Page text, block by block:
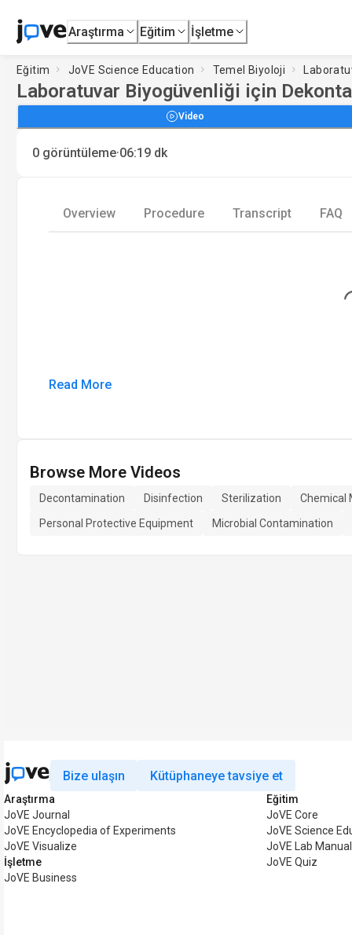
Araştırma Eğitim İşletme
Eğitim JoVE Science Education Temel Biyoloji
Laboratuvar Biyogüvenliği için
Video
0 görüntüleme·06:19 dk
Overview Procedure Transcript FAQ
Read More
Browse More Videos
Decontamination Disinfection Sterilization
Chemical
Personal Protective Equipment
Microbial Contamination
Bize ulaşın Kütüphaneye tavsiye et
Araştırma
JoVE Journal
JoVE Encyclopedia of Experiments
JoVE Visualize
İşletme
JoVE Business
Eğitim
JoVE Core
JoVE Science
JoVE Lab Manual
JoVE Quiz